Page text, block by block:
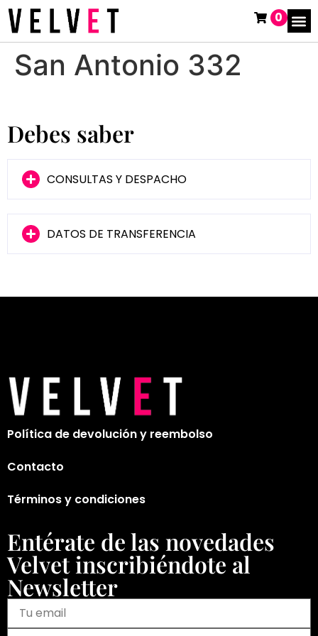
0
San Antonio 332
Debes saber
CONSULTAS Y DESPACHO
DATOS DE TRANSFERENCIA
Política de devolución y reembolso
Contacto
Términos y condiciones
Entérate de las novedades
Velvet inscribiéndote al
Newsletter